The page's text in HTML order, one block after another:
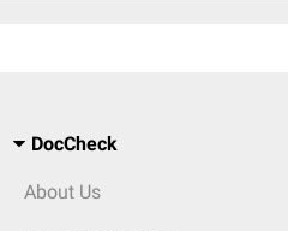
DocCheck
About Us